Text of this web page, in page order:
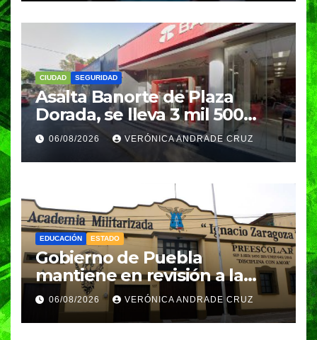
CIUDAD SEGURIDAD
Asalta Banorte de Plaza
Dorada, se lleva 3 mil 500
pesos
06/08/2026 VERÓNICA ANDRADE CRUZ
EDUCACIÓN ESTADO
Gobierno de Puebla
mantiene en revisión a la
Academia Militarizada para
seguir operando: Armenta
06/08/2026 VERÓNICA ANDRADE CRUZ